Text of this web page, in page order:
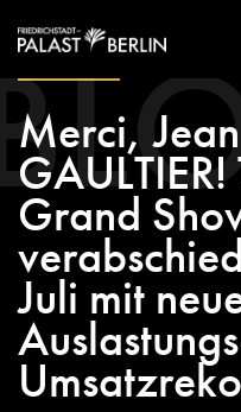
Merci,
Grand
Juli mit